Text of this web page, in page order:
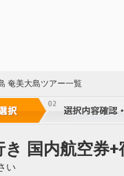
奄美大島ツアー一覧
国内航空券
い